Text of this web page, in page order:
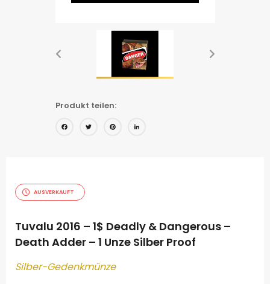
Produkt teilen:
Facebook
TwitterPinterest
AUSVERKAUFT
Tuvalu 2016 – 1$ Deadly & Dangerous –
Death Adder – 1 Unze Silber Proof
Silber-Gedenkmünze